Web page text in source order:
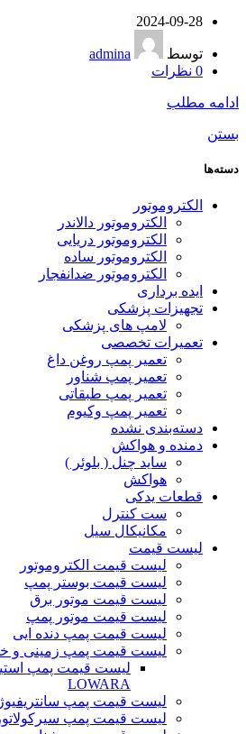
2024-09-28
توسط
admina
0 نظرات
ادامه مطلب
بستن
دسته‌ها
الکتروموتور
الکتروموتور دالاندر
الکتروموتور دریایی
الکتروموتور ساده
الکتروموتور ضدانفجار
ایده برداری
تجهیزات پزشکی
لامپ های پزشکی
تعمیرات تخصصی
تعمیر پمپ روغن داغ
تعمیر پمپ شناور
تعمیر پمپ طبقاتی
تعمیر پمپ وکیوم
دسته‌بندی نشده
دمنده و هواکش
ساید چنل ( بلوئر )
هواکش
قطعات یدکی
ست کنترل
مکانیکال سیل
لیست قیمت
لیست قیمت الکتروموتور
لیست قیمت بوستر پمپ
لیست قیمت موتور برق
لیست قیمت موتور پمپ
لیست قیمت پمپ دنده ایی
لیست قیمت پمپ زمینی و
ليست قيمت پمپ استيل
LOWARA
لیست قیمت پمپ سانتریفیوژ
لیست قیمت پمپ